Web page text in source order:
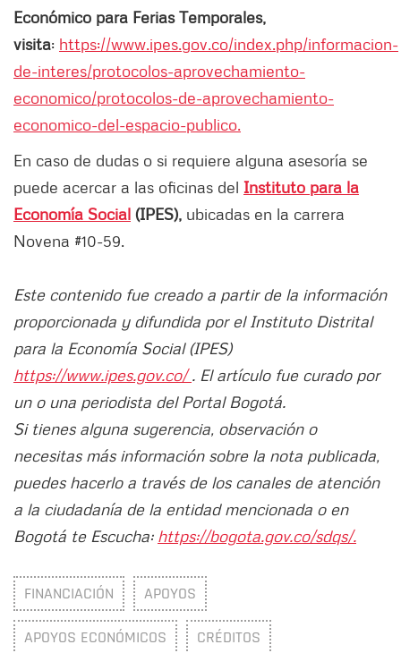
Económico para Ferias Temporales,
visita: https://www.ipes.gov.co/index.php/informacion-
de-interes/protocolos-aprovechamiento-
economico/protocolos-de-aprovechamiento-
economico-del-espacio-publico.
En caso de dudas o si requiere alguna asesoría se
puede acercar a las oficinas del Instituto para la
Economía Social (IPES), ubicadas en la carrera
Novena #10-59.
Este contenido fue creado a partir de la información
proporcionada y difundida por el Instituto Distrital
para la Economía Social (IPES)
https://www.ipes.gov.co/. El artículo fue curado por
un o una periodista del Portal Bogotá.
Si tienes alguna sugerencia, observación o
necesitas más información sobre la nota publicada,
puedes hacerlo a través de los canales de atención
a la ciudadanía de la entidad mencionada o en
Bogotá te Escucha: https://bogota.gov.co/sdqs/.
FINANCIACIÓN APOYOS
APOYOS ECONÓMICOS CRÉDITOS